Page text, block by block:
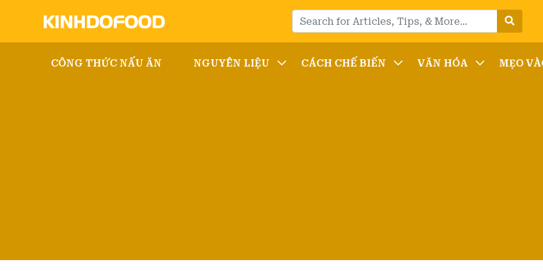
CÔNG THỨC NẤU ĂN NGUYÊN LIỆU CÁCH CHẾ BIẾN VĂN HÓA MẸO